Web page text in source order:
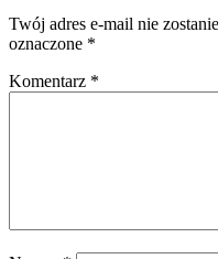
Twój adres e-mail nie
oznaczone *
Komentarz *